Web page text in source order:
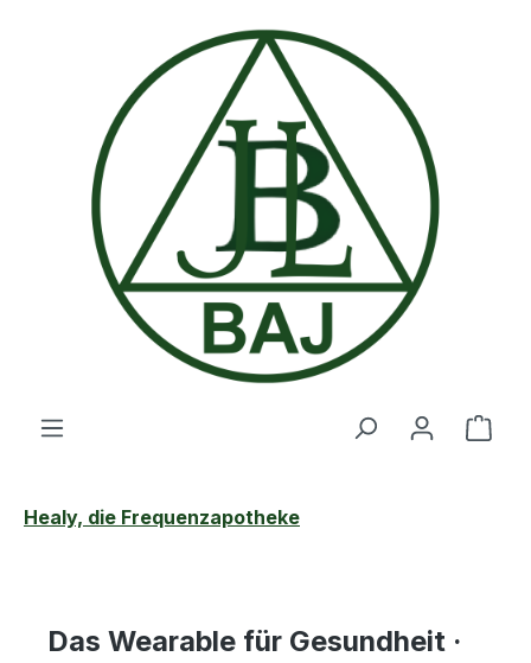
Zum Hauptinhalt springen
Healy, die Frequenzapotheke
Das Wearable für Gesundheit ·